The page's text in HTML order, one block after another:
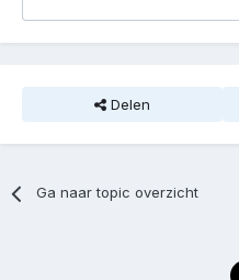
Delen
Ga naar topic overzicht